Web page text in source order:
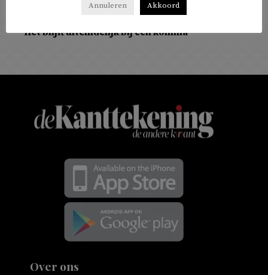
Het blijft uiteindelijk bij een komma
Over ons
Annuleren Akkoord